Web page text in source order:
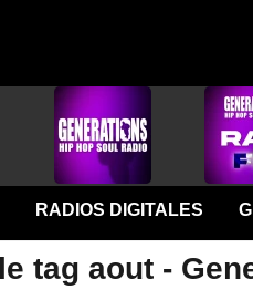
RADIOS DIGITALES
tag aout -